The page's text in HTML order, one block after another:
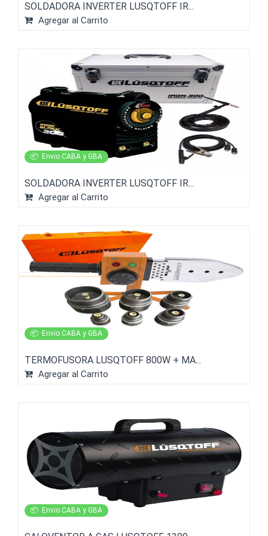
SOLDADORA INVERTER LUSQTOFF IR...
Agregar al Carrito
📦 Envio CABA y GBA
SOLDADORA INVERTER LUSQTOFF IR...
Agregar al Carrito
📦 Envio CABA y GBA
TERMOFUSORA LUSQTOFF 800W + MA...
Agregar al Carrito
📦 Envio CABA y GBA